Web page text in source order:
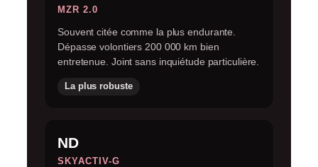
MZR 2.0
Souvent citée comme la plus endurante.
Dépasse volontiers 200 000 km bien
entretenue. Joint sans inquiétude particulière.
La plus robuste
ND
SKYACTIV-G